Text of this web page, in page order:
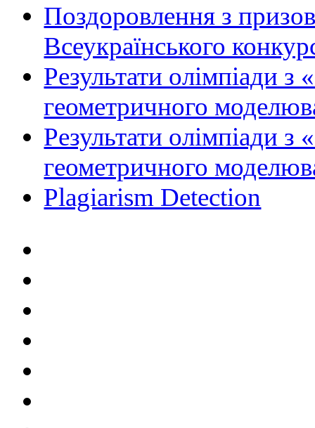
Поздоровлення з
Всеукраїнського
Результати олімпіади з
геометричного
Результати олімпіади з
геометричного
Plagiarism Detection